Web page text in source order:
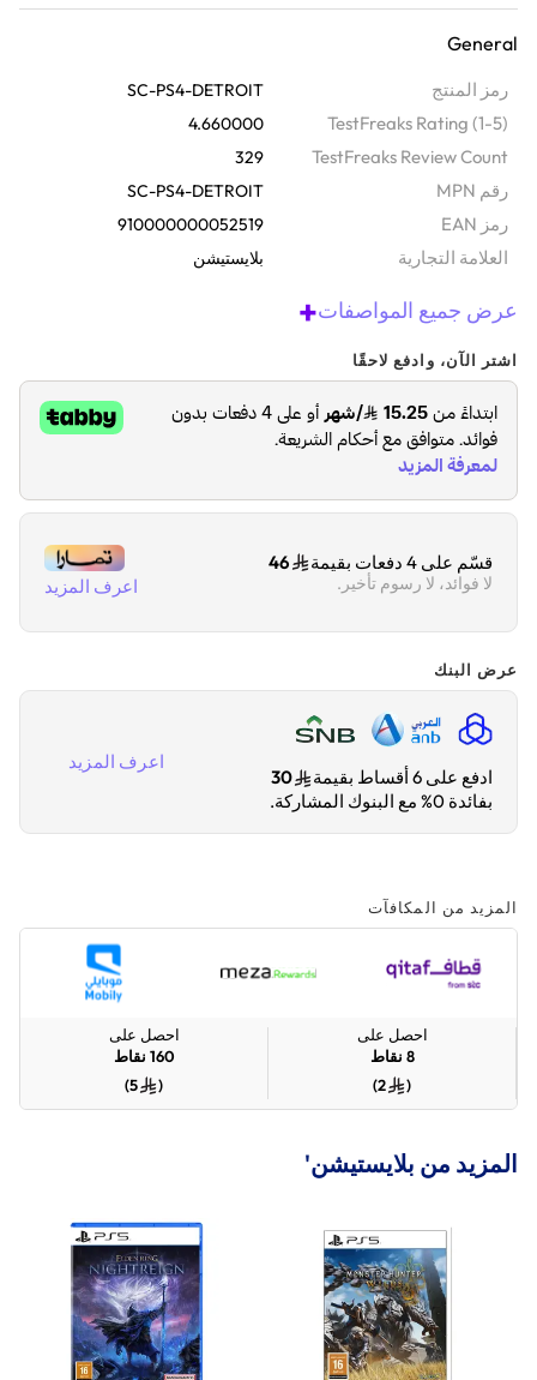
ادخل إلى ديترويت المستقبل القريب الغني بالتفاصيل. تلعب كأندرويدات
ثلاثة مختلفة، وتؤثر اختياراتك بشكل كبير على القصة، التي تتميز بمسارات
على قراراتك. كل شيء يتعلق باستكشاف ما يعنيه أن تكون إنسانًا. كل
حركة تقوم بها يمكن أن تؤثر على الشخصيات والمدينة.
General
رمز المنتج SC-PS4-DETROIT
TestFreaks Rating (1-5)
4.660000
TestFreaks Review Count
329
رقم MPN SC-PS4-DETROIT
رمز EAN 910000000052519
‫العلامة التجارية بلايستيشن
عرض جميع المواصفات+
اشتر الآن، وادفع لاحقًا
قسّم على 4 دفعات بقيمة 46
لا فوائد، لا رسوم تأخير. اعرف المزيد
عرض البنك
ادفع على 6 أقساط بقيمة
30
بفائدة 0% مع البنوك المشاركة.
اعرف المزيد
المزيد من المكافآت
احصل على
8 نقاط
(
2
)
احصل على
160 نقاط
(
5
)
المزيد من بلايستيشن'